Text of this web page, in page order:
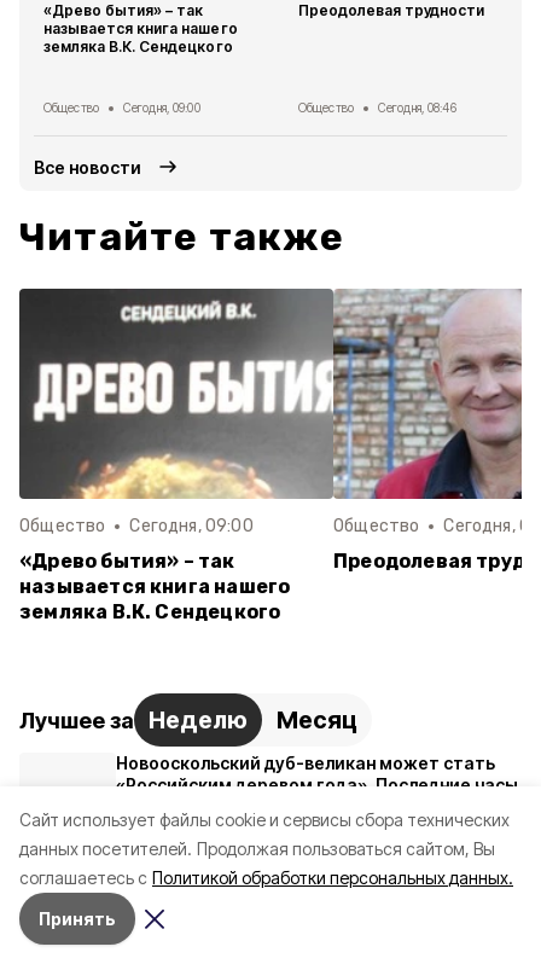
Cайт использует файлы cookie и сервисы сбора технических
данных посетителей. Продолжая пользоваться сайтом, Вы
соглашаетесь с Политикой обработки персональных данных.
Принять
«Древо бытия» – так
называется книга нашего
земляка В.К. Сендецкого
Общество Сегодня, 09:00
Преодолевая трудности
Общество Сегодня, 08:46
Все новости
Читайте также
Общество Сегодня, 09:00
«Древо бытия» – так
называется книга нашего
земляка В.К. Сендецкого
Общество Сегодня,
Преодолевая
Лучшее за Неделю Месяц
Новооскольский дуб-великан может стать
«Российским деревом года». Последние часы
31 июля , 13:30
Каждая поездка – новые впечатления
1 августа , 10:00
Александр Шуваев провёл встречу с